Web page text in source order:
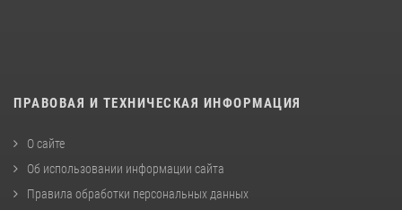
ПРАВОВАЯ И ТЕХНИЧЕСКАЯ ИНФОРМАЦИЯ
О сайте
Об использовании информации сайта
Правила обработки персональных данных